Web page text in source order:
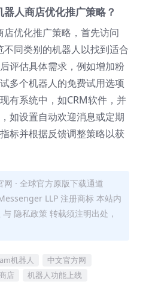
人商店优化推广策略？
优化推广策略，首先访问
同类别的机器人以找到适合
评估具体需求，例如增加粉
多个机器人的免费试用选项
有系统中，如CRM软件，并
如设置自动欢迎消息或定期
标并根据反馈调整策略以获
· 全球官方原版下载通道
LLP 注册商标 本站内
隐私政策 转载须注明出处，
机器人
中文官方网
店
机器人功能上线